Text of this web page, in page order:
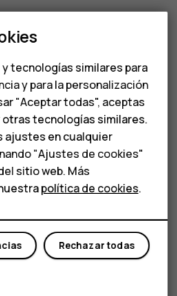
M
watt output.
cargador fabricada con un 70 %
tecnologías similares para
y para la personalización
"Aceptar todas", aceptas
otras tecnologías similares.
ajustes en cualquier
"Ajustes de cookies"
sitio web. Más
política de cookies.
Rechazar todas